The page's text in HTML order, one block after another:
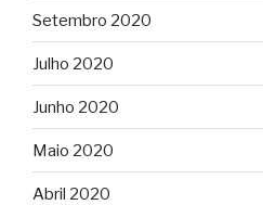
Setembro 2020
Julho 2020
Junho 2020
Maio 2020
Abril 2020